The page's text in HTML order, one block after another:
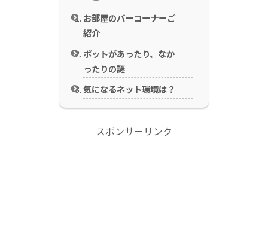
お部屋のバーコーナーご
紹介
ポットがあったり、なか
ったりの謎
気になるネット環境は？
スポンサーリンク